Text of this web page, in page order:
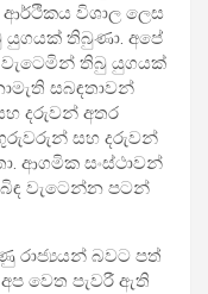
විශාල ලෙස
තිබුණා. අපේ
වැටෙමින් තිබු යුගයක්
සබඳතාවන්
දරුවන් අතර
ගුරුවරුන් සහ දරුවන්
ආගමික සංස්ථාවන්
වැටෙන්න පටන්
රාජ්‍යයන් බවට පත්
වෙත පැවරී ඇති